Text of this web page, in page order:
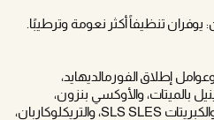
يوفران تنظيفاً أكثر نعومة وترطيبًا.
إطلاق الفورمالديهايد،
بالميتات، والأوكسي بنزون​​،
وقطران الفحم، والهيدروكينون، والكبريتات SLS SLES، والتريكلوكاربان،